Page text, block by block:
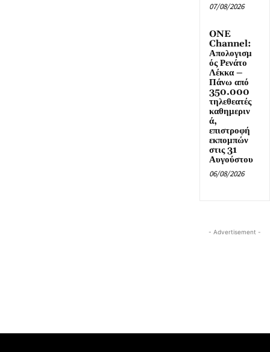
07/08/2026
ONE
Channel:
Απολογισμ
ός Ρενάτο
Λέκκα –
Πάνω από
350.000
τηλεθεατές
καθημεριν
ά,
επιστροφή
εκπομπών
στις 31
Αυγούστου
06/08/2026
- Advertisement -